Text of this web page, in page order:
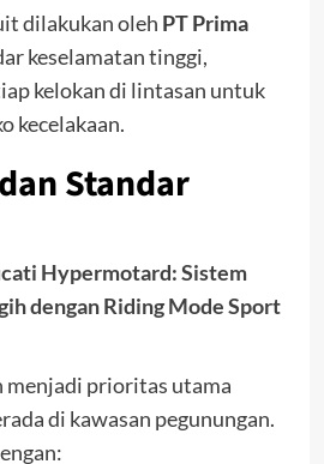
dilakukan oleh PT Prima
keselamatan tinggi,
kelokan di lintasan untuk
kecelakaan.
Standar
Hypermotard: Sistem
dengan Riding Mode Sport
menjadi prioritas utama
di kawasan pegunungan.